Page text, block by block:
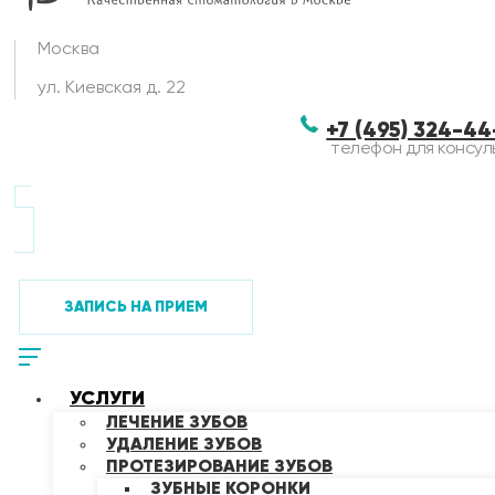
Москва
ул. Киевская д. 22
+7 (495) 324-
телефон для
ЗАПИСЬ НА ПРИЕМ
УСЛУГИ
ЛЕЧЕНИЕ ЗУБОВ
УДАЛЕНИЕ ЗУБОВ
ПРОТЕЗИРОВАНИЕ ЗУБОВ
ЗУБНЫЕ КОРОНКИ